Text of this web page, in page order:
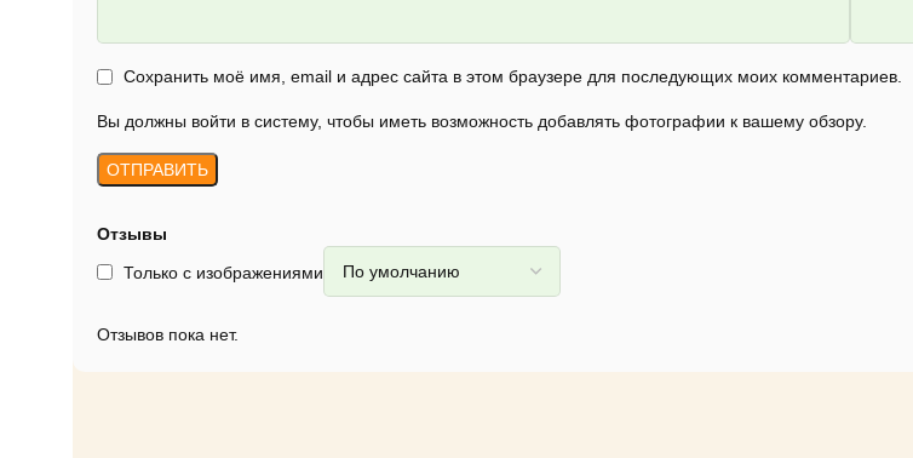
Отзывы
Только с изображениями
Отзывов пока нет.
Сохранить моё имя, email и адрес сайта в этом браузере для последующих моих комментариев.
Вы должны войти в систему, чтобы иметь возможность добавлять фотографии к вашему обзору.